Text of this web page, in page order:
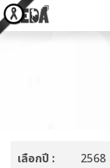
เลือกปี : 2568